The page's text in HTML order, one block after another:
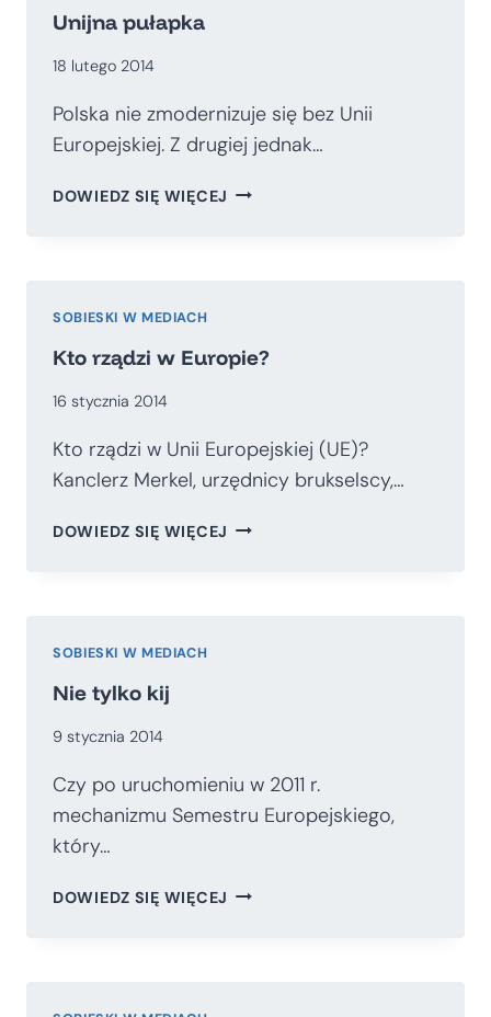
W
Unijna pułapka
18 lutego 2014
Polska nie zmodernizuje się bez Unii
Europejskiej. Z drugiej jednak…
DOWIEDZ SIĘ WIĘCEJ UNIJNA
SOBIESKI W MEDIACH
Kto rządzi w Europie?
16 stycznia 2014
Kto rządzi w Unii Europejskiej (UE)?
Kanclerz Merkel, urzędnicy brukselscy,…
DOWIEDZ SIĘ WIĘCEJ KTO
SOBIESKI W MEDIACH
Nie tylko kij
9 stycznia 2014
Czy po uruchomieniu w 2011 r.
mechanizmu Semestru Europejskiego,
który…
DOWIEDZ SIĘ WIĘCEJ NIE